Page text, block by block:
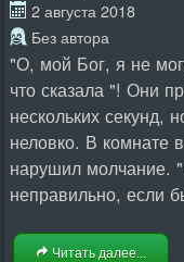
2 августа 2018
Без автора
"О, мой Бог, я не
что сказала "! Они
нескольких секунд,
неловко. В комнате
нарушил молчание.
неправильно, если
Читать далее...